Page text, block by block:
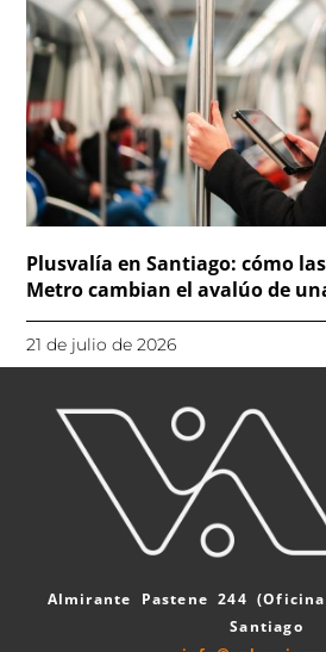
Plusvalía en Santiago: cómo
Metro cambian el avalúo de
21 de julio de 2026
Almirante Pastene 244
Santiago